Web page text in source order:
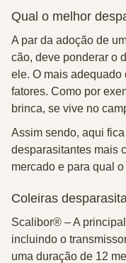
Qual o melhor
A par da adoção de
cão, deve ponderar o
ele. O mais adequado
fatores. Como por
brinca, se vive no
Assim sendo, aqui
desparasitantes mais
mercado e para qual
Coleiras
Scalibor® –A
incluindo o
uma duração de 12